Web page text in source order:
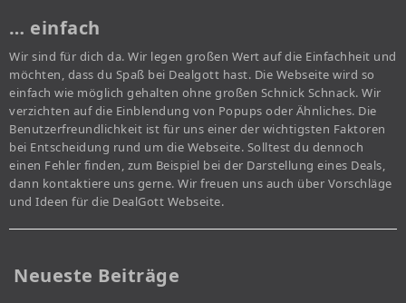
… einfach
Wir sind für dich da. Wir legen großen Wert auf die Einfachheit und
möchten, dass du Spaß bei Dealgott hast. Die Webseite wird so
einfach wie möglich gehalten ohne großen Schnick Schnack. Wir
verzichten auf die Einblendung von Popups oder Ähnliches. Die
Benutzerfreundlichkeit ist für uns einer der wichtigsten Faktoren
bei Entscheidung rund um die Webseite. Solltest du dennoch
einen Fehler finden, zum Beispiel bei der Darstellung eines Deals,
dann kontaktiere uns gerne. Wir freuen uns auch über Vorschläge
und Ideen für die DealGott Webseite.
Neueste Beiträge